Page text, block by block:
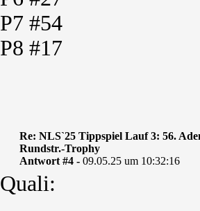
P7 #54
P8 #17
Re: NLS`25 Tippspiel Lauf 3: 56.
Rundstr.-Trophy
Antwort #4 - 09.05.25 um 10:32:16
Quali: